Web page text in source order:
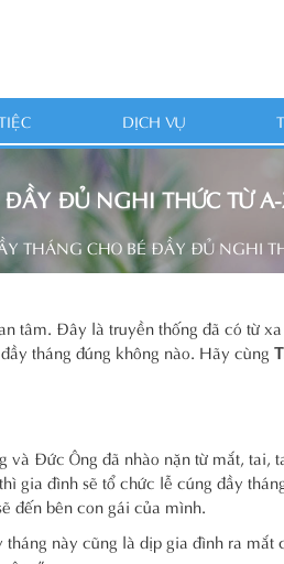
DỊCH VỤ
ĐỦ NGHI THỨC TỪ
THÁNG CHO BÉ ĐẦY ĐỦ NGHI
tâm. Đây là truyền thống đã có từ
tháng đúng không nào. Hãy cùng
Đức Ông đã nhào nặn từ mắt, tai,
gia đình sẽ tổ chức lễ cúng đầy
đến bên con gái của mình.
này cũng là dịp gia đình ra mắt